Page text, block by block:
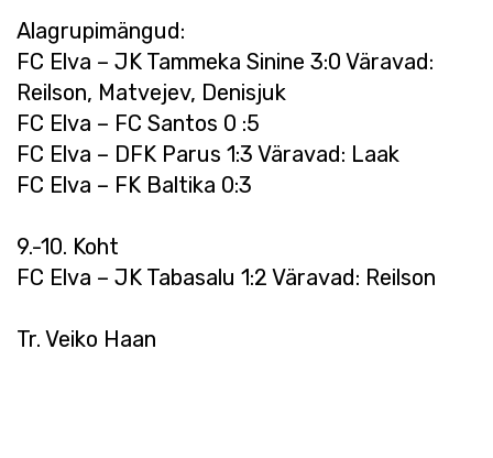
Alagrupimängud:
FC Elva – JK Tammeka Sinine 3:0 Väravad:
Reilson, Matvejev, Denisjuk
FC Elva – FC Santos 0 :5
FC Elva – DFK Parus 1:3 Väravad: Laak
FC Elva – FK Baltika 0:3
9.-10. Koht
FC Elva – JK Tabasalu 1:2 Väravad: Reilson
Tr. Veiko Haan